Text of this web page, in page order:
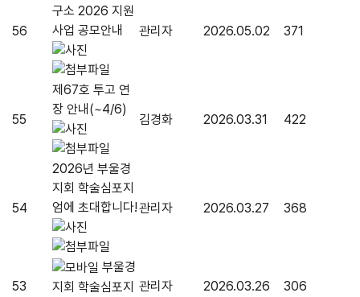
56
구소 2026 지원
사업 공모안내
관리자 2026.05.02 371
55
제67호 투고 연
장 안내(~4/6)
김경화 2026.03.31 422
54
2026년 부울경
지회 학술심포지
엄에 초대합니다!관리자 2026.03.27 368
53
부울경
지회 학술심포지 관리자 2026.03.26 306